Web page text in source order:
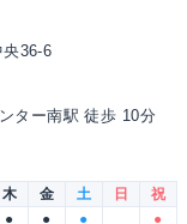
36-6
ター南駅 徒歩 10分
木 金 土 日
祝
● ● ● ●